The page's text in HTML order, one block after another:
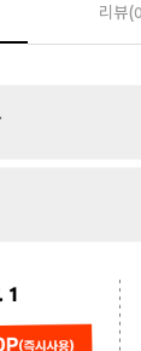
페이코 ID로
리뷰(0